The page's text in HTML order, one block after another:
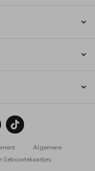
Algemene
Geboortekaartjes